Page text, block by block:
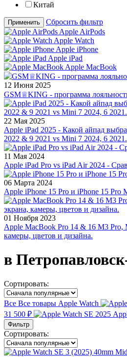
Китай
Применить
Сбросить фильтр
Apple AirPods
Apple Watch
Apple iPhone
Apple iPad
Apple MacBook
12 Июня 2025
GSM♕KING - программа
22 Мая 2025
Apple iPad 2025 - Какой айпад
2022 & 9 2021 vs Mini 7 2024, 6 2021.
11 Мая 2024
Apple iPad Pro vs iPad Air 2024 -
06 Марта 2024
Apple iPhone 15 Pro и iPhone 15 Pro
01 Ноября 2023
Apple MacBook Pro 14 & 16 M3 Pro,
камеры, цветов и дизайна.
в
Сортировать:
Все Все товары Apple Watch
31 500 ₽
Фильтр
Сортировать: